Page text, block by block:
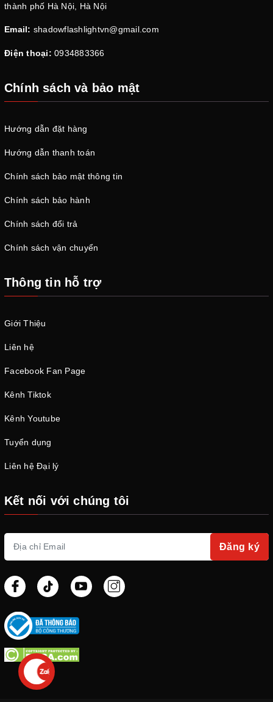
thành phố Hà Nội, Hà Nội
Email: shadowflashlightvn@gmail.com
Điện thoại: 0934883366
Chính sách và bảo mật
Hướng dẫn đặt hàng
Hướng dẫn thanh toán
Chính sách bảo mật thông tin
Chính sách bảo hành
Chính sách đổi trả
Chính sách vận chuyển
Thông tin hỗ trợ
Giới Thiệu
Liên hệ
Facebook Fan Page
Kênh Tiktok
Kênh Youtube
Tuyển dụng
Liên hệ Đại lý
Kết nối với chúng tôi
Đăng ký